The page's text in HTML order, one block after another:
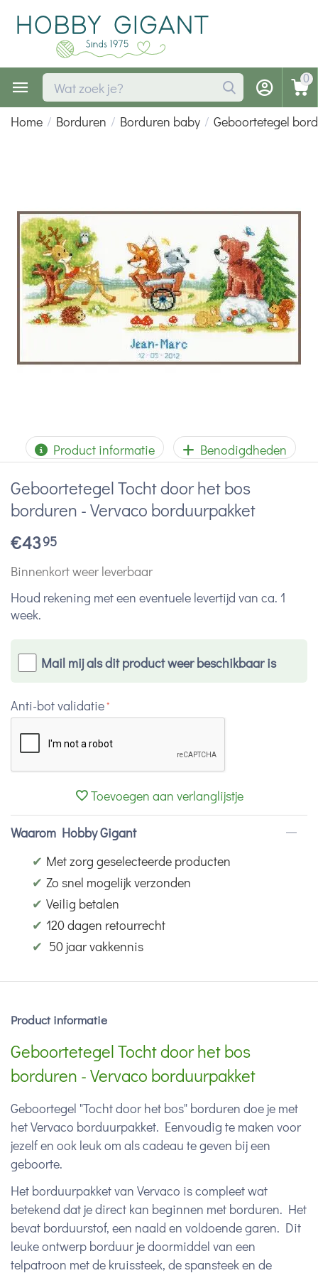
0
Home / Borduren / Borduren baby / Geboortetegel
Product informatie Benodigdheden
Geboortetegel Tocht door het bos
borduren - Vervaco borduurpakket
€4395
Binnenkort weer leverbaar
Houd rekening met een eventuele levertijd van ca. 1
week.
Mail mij als dit product weer beschikbaar is
Anti-bot validatie
Toevoegen aan verlanglijstje
Waarom Hobby Gigant
✔ Met zorg geselecteerde producten
✔ Zo snel mogelijk verzonden
✔ Veilig betalen
✔ 120 dagen retourrecht
✔ 50 jaar vakkennis
Product informatie
Geboortetegel Tocht door het bos
borduren - Vervaco borduurpakket
Geboortegel "Tocht door het bos" borduren doe je met
het Vervaco borduurpakket. Eenvoudig te maken voor
jezelf en ook leuk om als cadeau te geven bij een
geboorte.
Het borduurpakket van Vervaco is compleet wat
betekend dat je direct kan beginnen met borduren. Het
bevat borduurstof, een naald en voldoende garen. Dit
leuke ontwerp borduur je doormiddel van een
telpatroon met de kruissteek, de spansteek en de